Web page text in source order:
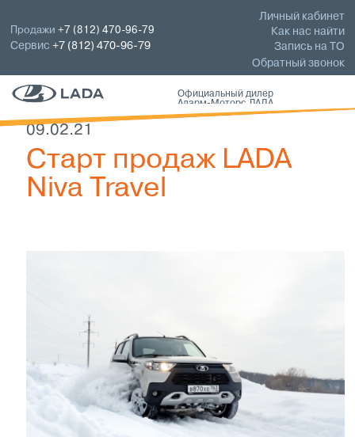
Личный кабинет
Как нас найти
Запись на ТО
Обратный звонок
Продажи+7 (812) 470-96-79
Сервис+7 (812) 470-96-79
Официальный дилер
Аларм-Моторс ЛАДА
09.02.21
Старт продаж LADA
Niva Travel